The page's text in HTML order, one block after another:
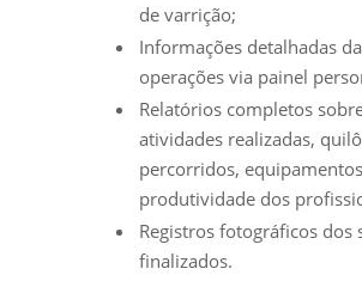
de varrição;
Informações detalhadas
operações via painel
Relatórios completos
atividades realizadas,
percorridos,
produtividade dos
Registros fotográficos dos
finalizados.